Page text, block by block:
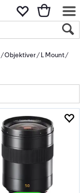
Objektiver
L Mount